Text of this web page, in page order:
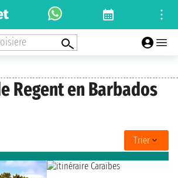
Regent en Barbados
Trier